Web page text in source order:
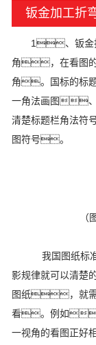
钣金加工折
1、钣金折
角，在看图的
角。国标的标
一角法画图
清楚标题栏角法
图符号。
（
我国图纸标准
影规律就可以清楚
图纸，就需
看。例如
一视角的看图正